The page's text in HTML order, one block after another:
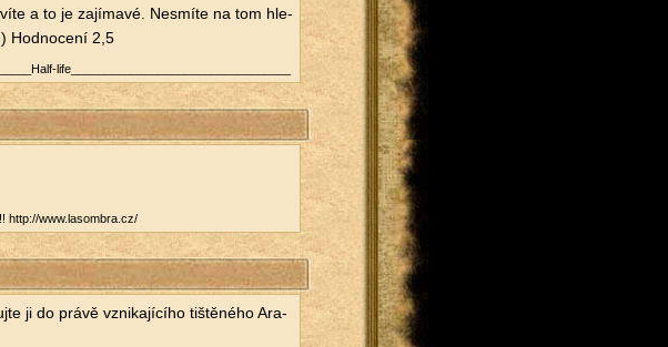
a to je za­jí­ma­vé. Ne­smí­te na tom hle­
Hod­no­ce­ní 2,5
li­fe_________________________________
http://​www.​lasombra.​cz/​
ji do právě vzni­ka­jí­cí­ho tiš­tě­né­ho Ara­